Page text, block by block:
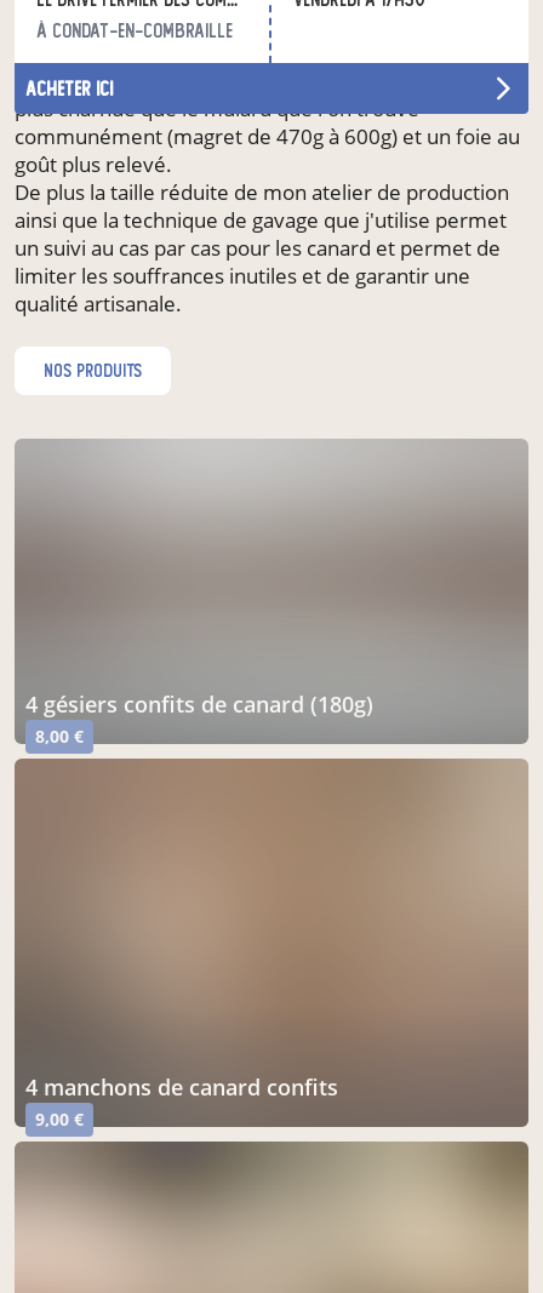
à Condat-en-Combraille
acheter ici
Ce qui me différencie notamment c'est la race que je
produis, en effet le canard de Barbarie est très rare
dans les ateliers de canard gras. Il a une carcasse bien
plus charnue que le mulard que l'on trouve
communément (magret de 470g à 600g) et un foie au
goût plus relevé.
De plus la taille réduite de mon atelier de production
ainsi que la technique de gavage que j'utilise permet
un suivi au cas par cas pour les canard et permet de
limiter les souffrances inutiles et de garantir une
qualité artisanale.
nos produits
4 gésiers confits de canard (180g)
8,00 €
4 manchons de canard confits
9,00 €